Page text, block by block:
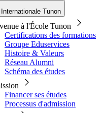
Tunon
à l'École Tunon
Certifications des formations
Groupe Eduservices
Histoire & Valeurs
Réseau Alumni
Schéma des études
Financer ses études
Processus d'admission